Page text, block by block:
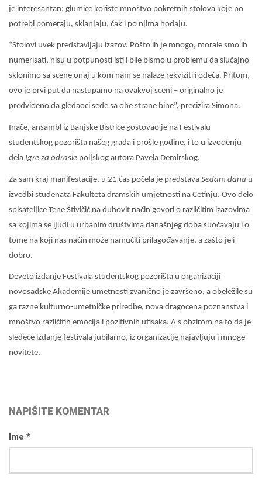
je interesantan; glumice koriste mnoštvo pokretnih stolova koje po
potrebi pomeraju, sklanjaju, čak i po njima hodaju.
“Stolovi uvek predstavljaju izazov. Pošto ih je mnogo, morale smo ih
numerisati, nisu u potpunosti isti i bile bismo u problemu da slučajno
sklonimo sa scene onaj u kom nam se nalaze rekviziti i odeća. Pritom,
ovo je prvi put da nastupamo na ovakvoj sceni – originalno je
predviđeno da gledaoci sede sa obe strane bine”, precizira Simona.
Inače, ansambl iz Banjske Bistrice gostovao je na Festivalu
studentskog pozorišta našeg grada i prošle godine, i to u izvođenju
dela Igre za odrasle poljskog autora Pavela Demirskog.
Za sam kraj manifestacije, u 21 čas počela je predstava Sedam dana u
izvedbi studenata Fakulteta dramskih umjetnosti na Cetinju. Ovo delo
spisateljice Tene Štivičić na duhovit način govori o različitim izazovima
sa kojima se ljudi u urbanim društvima današnjeg doba suočavaju i o
tome na koji nas način može namučiti prilagođavanje, a zašto je i
dobro.
Deveto izdanje Festivala studentskog pozorišta u organizaciji
novosadske Akademije umetnosti zvanično je završeno, a obeležile su
ga razne kulturno-umetničke priredbe, nova dragocena poznanstva i
mnoštvo različitih emocija i pozitivnih utisaka. A s obzirom na to da je
sledeće izdanje festivala jubilarno, iz organizacije najavljuju i mnoge
novitete.
NAPIŠITE KOMENTAR
Ime *